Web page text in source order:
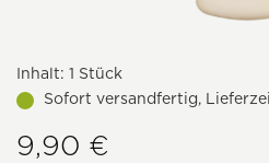
Inhalt: 1 Stück
Sofort versandfertig,
9,90 €